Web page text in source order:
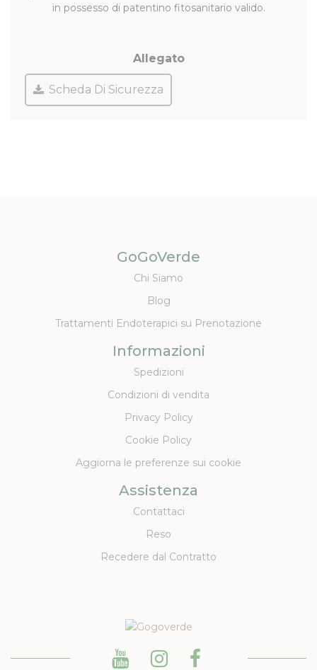
in possesso di patentino fitosanitario valido.
Allegato
Scheda Di Sicurezza
GoGoVerde
Chi Siamo
Blog
Trattamenti Endoterapici su Prenotazione
Informazioni
Spedizioni
Condizioni di vendita
Privacy Policy
Cookie Policy
Aggiorna le preferenze sui cookie
Assistenza
Contattaci
Reso
Recedere dal Contratto